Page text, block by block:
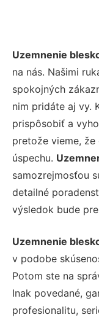
Uzemnenie
na nás. Našimi
spokojných
nim pridáte aj vy.
prispôsobiť a
pretože vieme,
úspechu.
samozrejmosťou
detailné
výsledok bude
Uzemnenie
v podobe
Potom ste na
Inak povedané,
profesionalitu,